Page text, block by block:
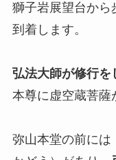
獅子岩展望台から
到着します。
弘法大師が修行
本尊に虚空蔵菩薩
弥山本堂の前には